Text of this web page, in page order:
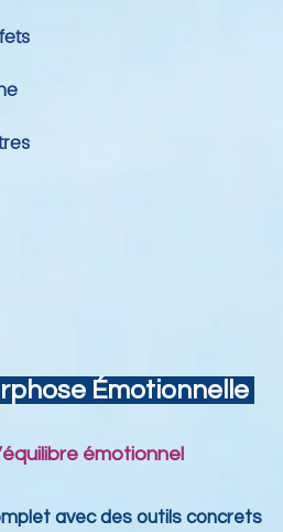
Émotionnelle
émotionnel
avec des outils concrets